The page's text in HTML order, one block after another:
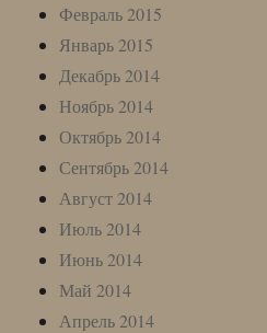
Февраль 2015
Январь 2015
Декабрь 2014
Ноябрь 2014
Октябрь 2014
Сентябрь 2014
Август 2014
Июль 2014
Июнь 2014
Май 2014
Апрель 2014